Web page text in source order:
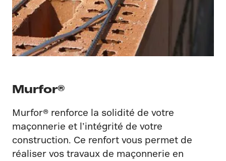
Murfor®
Murfor® renforce la solidité de votre
maçonnerie et l’intégrité de votre
construction. Ce renfort vous permet de
réaliser vos travaux de maçonnerie en